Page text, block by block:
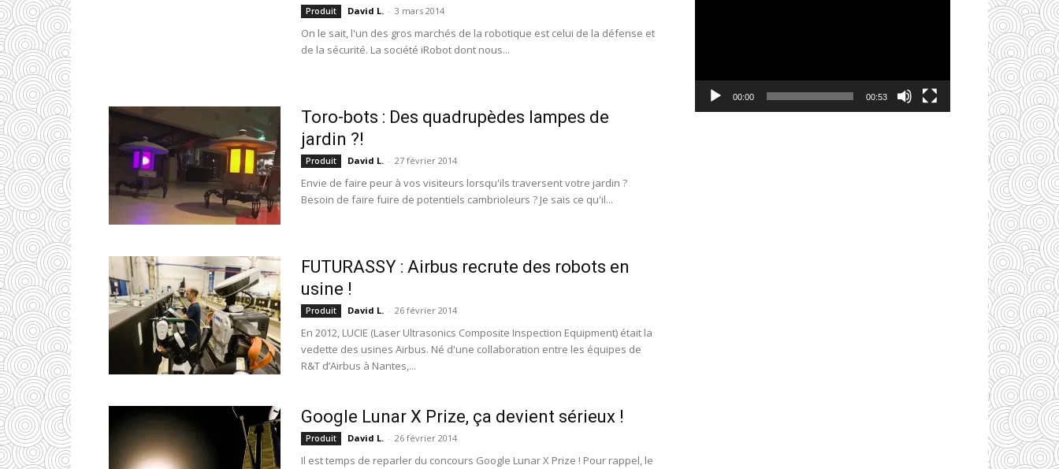
Produit David L. - 3 mars 2014
On le sait, l'un des gros marchés de la robotique est celui de la défense et
de la sécurité. La société iRobot dont nous...
Toro-bots : Des quadrupèdes lampes de
jardin ?!
Produit David L. - 27 février 2014
Envie de faire peur à vos visiteurs lorsqu'ils traversent votre jardin ?
Besoin de faire fuire de potentiels cambrioleurs ? Je sais ce qu'il...
FUTURASSY : Airbus recrute des robots en
usine !
Produit David L. - 26 février 2014
En 2012, LUCIE (Laser Ultrasonics Composite Inspection Equipment) était la
vedette des usines Airbus. Né d'une collaboration entre les équipes de
R&T d’Airbus à Nantes,...
Google Lunar X Prize, ça devient sérieux !
Produit David L. - 26 février 2014
Il est temps de reparler du concours Google Lunar X Prize ! Pour rappel, le
00:00 00:53